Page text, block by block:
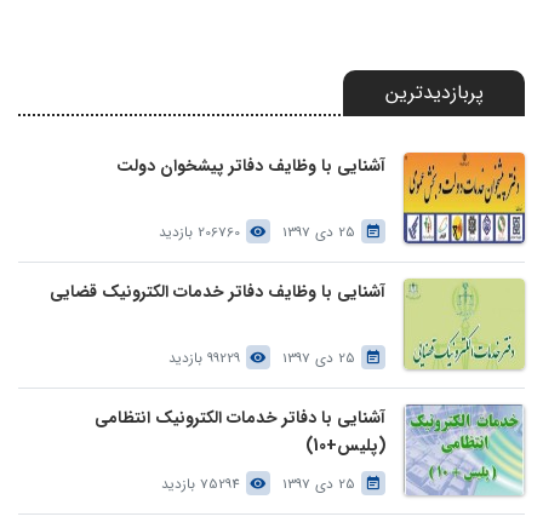
پربازدیدترین
آشنایی با وظایف دفاتر پیشخوان دولت
25 دی 1397 206760 بازدید
آشنایی با وظایف دفاتر خدمات الکترونیک قضایی
25 دی 1397 99229 بازدید
آشنایی با دفاتر خدمات الکترونیک انتظامی
(پلیس+10)
25 دی 1397 75294 بازدید